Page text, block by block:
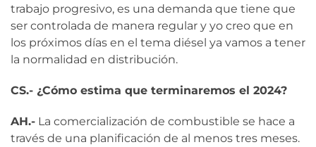
trabajo progresivo, es una demanda que tiene que
ser controlada de manera regular y yo creo que en
los próximos días en el tema diésel ya vamos a tener
la normalidad en distribución.
CS.- ¿Cómo estima que terminaremos el 2024?
AH.- La comercialización de combustible se hace a
través de una planificación de al menos tres meses.